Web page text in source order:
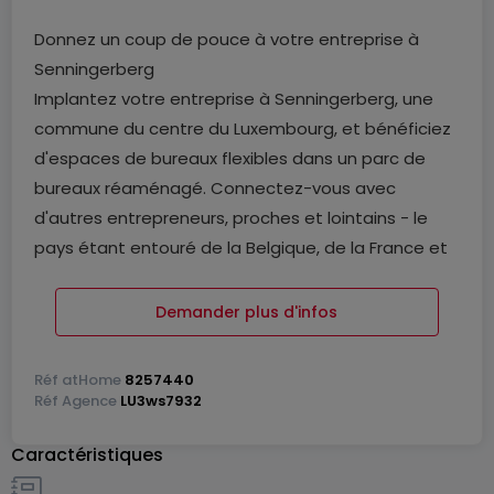
Donnez un coup de pouce à votre entreprise à
Senningerberg
Implantez votre entreprise à Senningerberg, une
commune du centre du Luxembourg, et bénéficiez
d'espaces de bureaux flexibles dans un parc de
bureaux réaménagé. Connectez-vous avec
d'autres entrepreneurs, proches et lointains - le
pays étant entouré de la Belgique, de la France et
espace de travail en utilisant l'arrêt de bus
Senningerberg, Autobunn Quai 1, situé à 450
Luxembourg et faites des réunions d'affaires
destinations de vols directs. Que vous cherchiez
une solution longue durée ou que vous ayez besoin
Demander plus d'infos
Réf atHome 8257440
Réf Agence LU3ws7932
Caractéristiques